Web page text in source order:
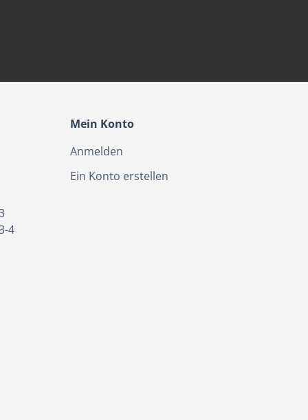
4
Mein Konto
Anmelden
Ein Konto erstellen